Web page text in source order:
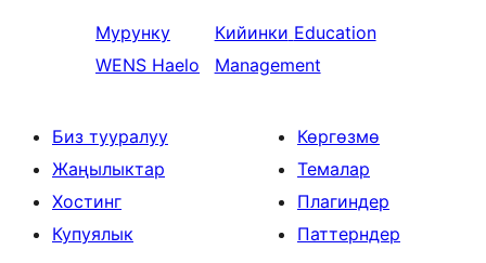
Мурунку
WENS Haelo
Кийинки Education
Management
Биз тууралуу
Жаңылыктар
Хостинг
Купуялык
Көргөзмө
Темалар
Плагиндер
Паттерндер